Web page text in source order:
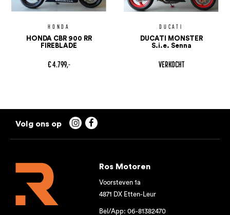
HONDA
HONDA CBR 900 RR
FIREBLADE
€ 4.799,-
DUCATI
DUCATI MONSTER
S.i.e. Senna
VERKOCHT
 
Ros Motoren
Voorsteven 1a
4871 DX Etten-Leur
Bel/App: 06-81382470